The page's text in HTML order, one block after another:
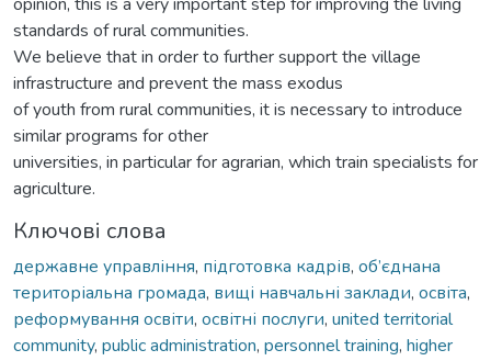
standards of rural communities.
We believe that in order to further support the village
infrastructure and prevent the mass exodus
of youth from rural communities, it is necessary to introduce
similar programs for other
universities, in particular for agrarian, which train specialists for
agriculture.
Ключові слова
державне управління, підготовка кадрів, об’єднана
територіальна громада, вищі навчальні заклади, освіта,
реформування освіти, освітні послуги, united territorial
community, public administration, personnel training, higher